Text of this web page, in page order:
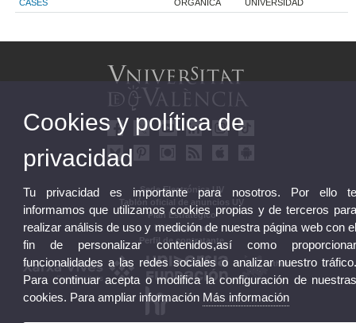
CASES
ORGÁNICA
UNIVERSIDAD
Sede Electrónica UV
Tablón oficial de anuncios UV
Plan Estratégico
UVintegridad
Perfil de contratante
Cookies y política de
privacidad
Tu privacidad es importante para nosotros. Por ello
informamos que utilizamos cookies propias y de terceros
realizar análisis de uso y medición de nuestra página web con
fin de personalizar contenidos,así como
funcionalidades a las redes sociales o analizar nuestro
Para continuar acepta o modifica la configuración de
cookies. Para ampliar información Más información